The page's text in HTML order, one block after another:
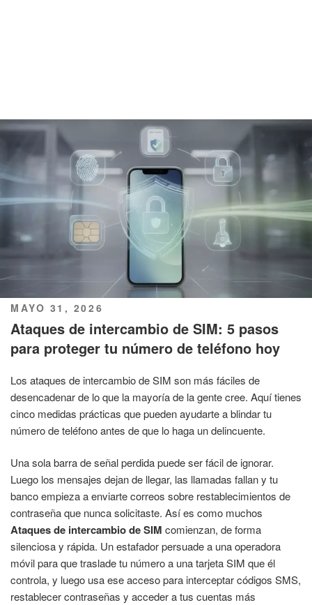
PUBLICADO
EL
MAYO 31, 2026
Ataques de intercambio de SIM: 5 pasos
para proteger tu número de teléfono hoy
Los ataques de intercambio de SIM son más fáciles de
desencadenar de lo que la mayoría de la gente cree. Aquí tienes
cinco medidas prácticas que pueden ayudarte a blindar tu
número de teléfono antes de que lo haga un delincuente.
Una sola barra de señal perdida puede ser fácil de ignorar.
Luego los mensajes dejan de llegar, las llamadas fallan y tu
banco empieza a enviarte correos sobre restablecimientos de
contraseña que nunca solicitaste. Así es como muchos
Ataques de intercambio de SIM comienzan, de forma
silenciosa y rápida. Un estafador persuade a una operadora
móvil para que traslade tu número a una tarjeta SIM que él
controla, y luego usa ese acceso para interceptar códigos SMS,
restablecer contraseñas y acceder a tus cuentas más